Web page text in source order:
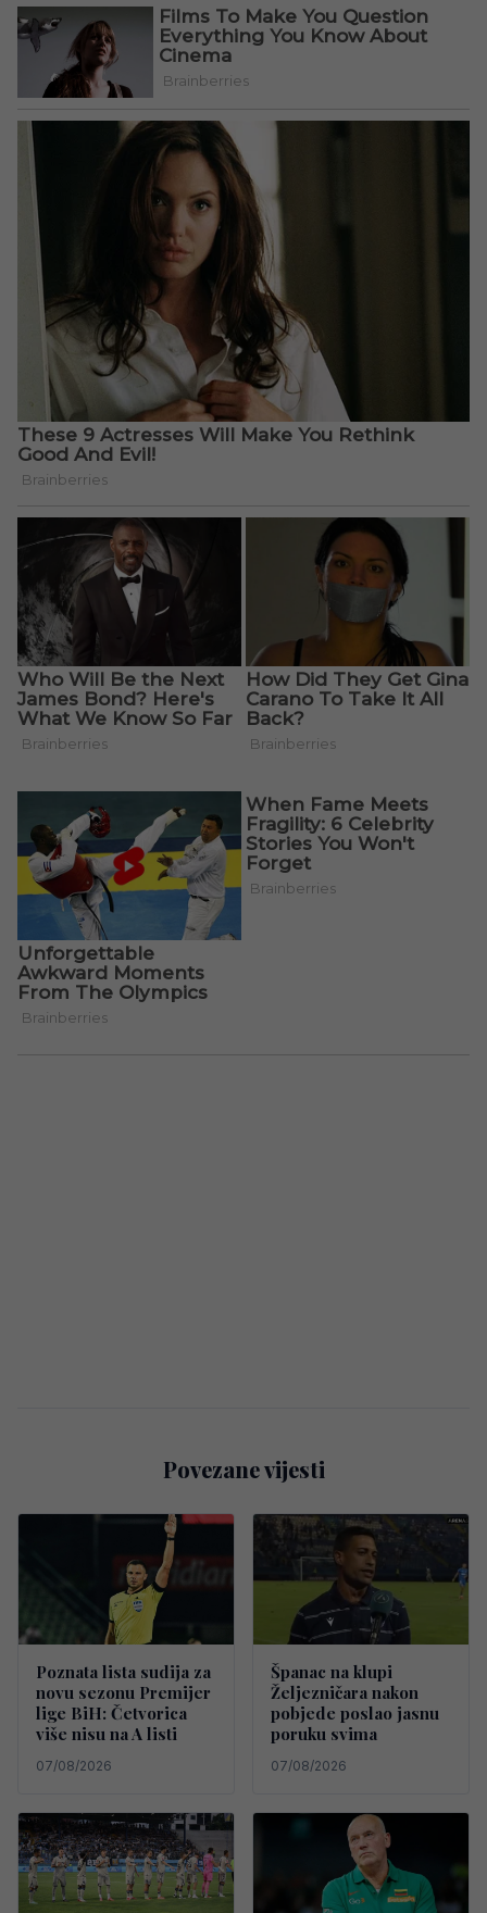
Povezane vijesti
Poznata lista sudija za
novu sezonu Premijer
lige BiH: Četvorica
više nisu na A listi
07/08/2026
Španac na klupi
Željezničara nakon
pobjede poslao jasnu
poruku svima
07/08/2026